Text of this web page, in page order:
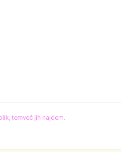
temveč jih najdem.